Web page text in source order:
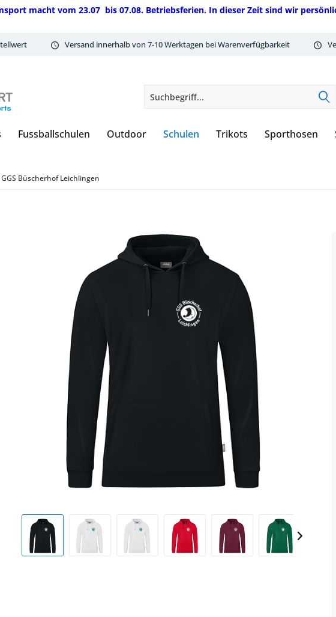
macht vom 23.07 bis 07.08. Betriebsferien. In dieser Zeit sind wir
Versand innerhalb von 7-10 Werktagen bei Warenverfügbarkeit
Fussballschulen Outdoor Schulen Trikots Sporthosen
GGS Büscherhof Leichlingen